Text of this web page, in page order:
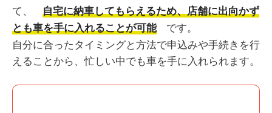
て、
自宅に納車してもらえるため、店舗に出向かず
とも車を手に入れることが可能
です。
自分に合ったタイミングと方法で申込みや手続きを行
えることから、忙しい中でも車を手に入れられます。